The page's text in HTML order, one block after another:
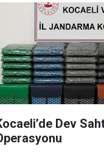
Dev